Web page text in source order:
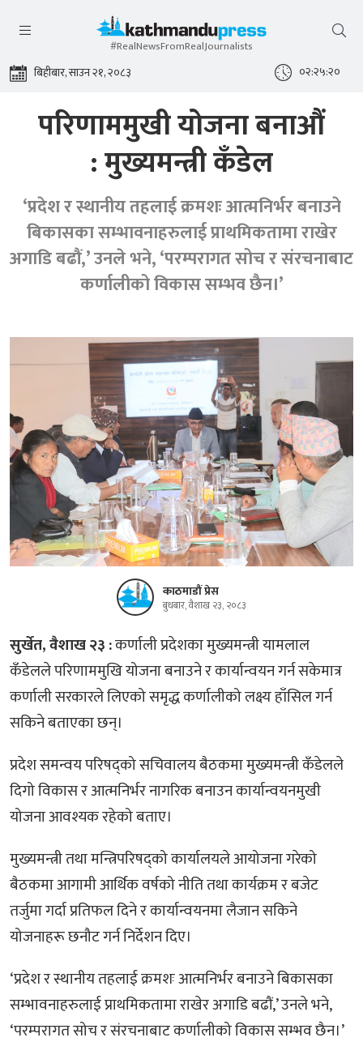
#RealNewsFromRealJournalists
बिहीबार, साउन २१, २०८३ ०२:२५:२०
परिणाममुखी योजना बनाऔं
: मुख्यमन्त्री कँडेल
‘प्रदेश र स्थानीय तहलाई क्रमशः आत्मनिर्भर बनाउने
बिकासका सम्भावनाहरुलाई प्राथमिकतामा राखेर
अगाडि बढौं,’ उनले भने, ‘परम्परागत सोच र संरचनाबाट
कर्णालीको विकास सम्भव छैन।’
काठमाडौं प्रेस
बुधबार, वैशाख २३, २०८३
सुर्खेत, वैशाख २३ :कर्णाली प्रदेशका मुख्यमन्त्री यामलाल
कँडेलले परिणाममुखि योजना बनाउने र कार्यान्वयन गर्न सकेमात्र
कर्णाली सरकारले लिएको समृद्ध कर्णालीको लक्ष्य हाँसिल गर्न
सकिने बताएका छन्।
प्रदेश समन्वय परिषद्को सचिवालय बैठकमा मुख्यमन्त्री कँडेलले
दिगो विकास र आत्मनिर्भर नागरिक बनाउन कार्यान्वयनमुखी
योजना आवश्यक रहेको बताए।
मुख्यमन्त्री तथा मन्त्रिपरिषद्को कार्यालयले आयोजना गरेको
बैठकमा आगामी आर्थिक वर्षको नीति तथा कार्यक्रम र बजेट
तर्जुमा गर्दा प्रतिफल दिने र कार्यान्वयनमा लैजान सकिने
योजनाहरू छनौट गर्न निर्देशन दिए।
‘प्रदेश र स्थानीय तहलाई क्रमशः आत्मनिर्भर बनाउने बिकासका
सम्भावनाहरुलाई प्राथमिकतामा राखेर अगाडि बढौं,’ उनले भने,
‘परम्परागत सोच र संरचनाबाट कर्णालीको विकास सम्भव छैन।’